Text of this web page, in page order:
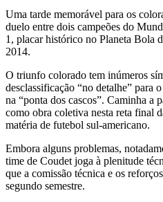
Uma tarde memorável para os
duelo entre dois campeões do
1, placar histórico no Planeta Bola
2014.
O triunfo colorado tem inúmeros
desclassificação “no detalhe” para
na “ponta dos cascos”. Caminha a
como obra coletiva nesta reta final
matéria de futebol sul-americano.
Embora alguns problemas,
time de Coudet joga à plenitude
que a comissão técnica e os
segundo semestre.